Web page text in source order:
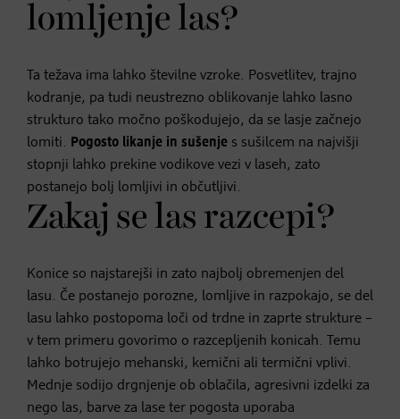
lomljenje las?
Ta težava ima lahko številne vzroke. Posvetlitev, trajno
kodranje, pa tudi neustrezno oblikovanje lahko lasno
strukturo tako močno poškodujejo, da se lasje začnejo
lomiti. Pogosto likanje in sušenje s sušilcem na najvišji
stopnji lahko prekine vodikove vezi v laseh, zato
postanejo bolj lomljivi in občutljivi.
Zakaj se las razcepi?
Konice so najstarejši in zato najbolj obremenjen del
lasu. Če postanejo porozne, lomljive in razpokajo, se del
lasu lahko postopoma loči od trdne in zaprte strukture –
v tem primeru govorimo o razcepljenih konicah. Temu
lahko botrujejo mehanski, kemični ali termični vplivi.
Mednje sodijo drgnjenje ob oblačila, agresivni izdelki za
nego las, barve za lase ter pogosta uporaba